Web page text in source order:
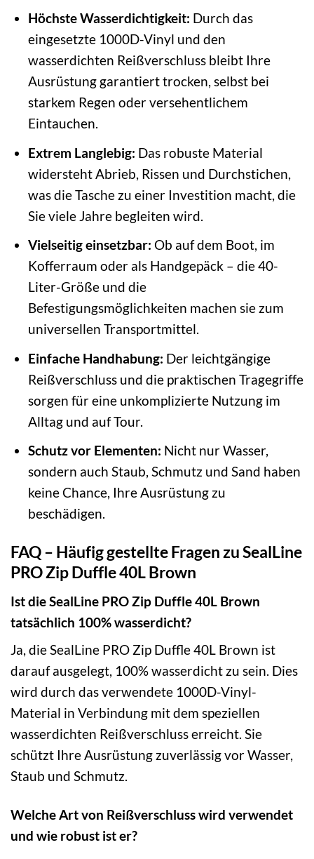
Höchste Wasserdichtigkeit: Durch das
eingesetzte 1000D-Vinyl und den
wasserdichten Reißverschluss bleibt Ihre
Ausrüstung garantiert trocken, selbst bei
starkem Regen oder versehentlichem
Eintauchen.
Extrem Langlebig: Das robuste Material
widersteht Abrieb, Rissen und Durchstichen,
was die Tasche zu einer Investition macht, die
Sie viele Jahre begleiten wird.
Vielseitig einsetzbar: Ob auf dem Boot, im
Kofferraum oder als Handgepäck – die 40-
Liter-Größe und die
Befestigungsmöglichkeiten machen sie zum
universellen Transportmittel.
Einfache Handhabung: Der leichtgängige
Reißverschluss und die praktischen Tragegriffe
sorgen für eine unkomplizierte Nutzung im
Alltag und auf Tour.
Schutz vor Elementen: Nicht nur Wasser,
sondern auch Staub, Schmutz und Sand haben
keine Chance, Ihre Ausrüstung zu
beschädigen.
FAQ – Häufig gestellte Fragen zu SealLine
PRO Zip Duffle 40L Brown
Ist die SealLine PRO Zip Duffle 40L Brown
tatsächlich 100% wasserdicht?
Ja, die SealLine PRO Zip Duffle 40L Brown ist
darauf ausgelegt, 100% wasserdicht zu sein. Dies
wird durch das verwendete 1000D-Vinyl-
Material in Verbindung mit dem speziellen
wasserdichten Reißverschluss erreicht. Sie
schützt Ihre Ausrüstung zuverlässig vor Wasser,
Staub und Schmutz.
Welche Art von Reißverschluss wird verwendet
und wie robust ist er?